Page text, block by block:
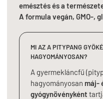
emésztés és a
A formula vegán, GMO-,
MI AZ A PITYPANG
HAGYOMÁNYOSAN?
A gyermekláncfű
hagyományosan máj-
gyógynövényként